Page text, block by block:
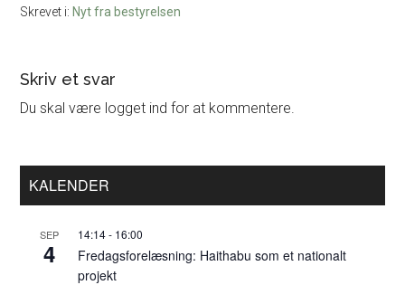
Skrevet i: Nyt fra bestyrelsen
Læserinteraktioner
Skriv et svar
Du skal være logget ind for at kommentere.
Primær
Sidebar
KALENDER
SEP
4
14:14- 16:00
Fredagsforelæsning: Haithabu som et nationalt
projekt